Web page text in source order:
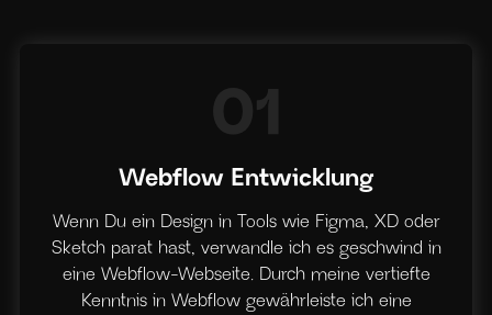
01
Webflow Entwicklung
Wenn Du ein Design in Tools wie Figma, XD oder
Sketch parat hast, verwandle ich es geschwind in
eine Webflow-Webseite. Durch meine vertiefte
Kenntnis in Webflow gewährleiste ich eine